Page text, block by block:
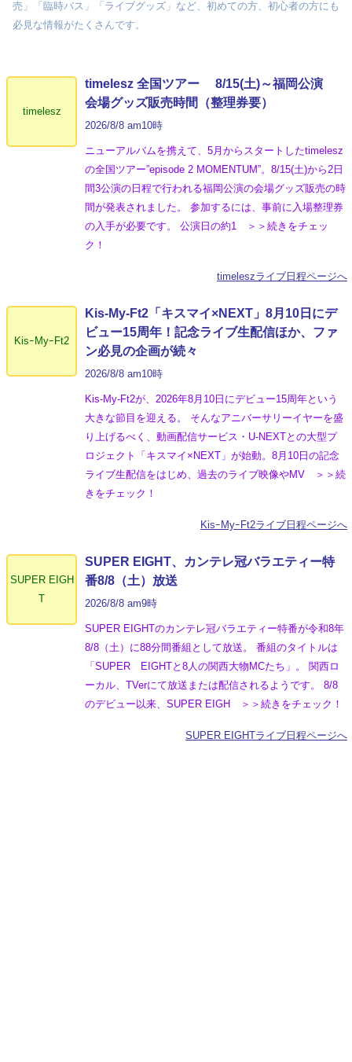
売」「臨時バス」「ライブグッズ」など、初めての方、初心者の方にも
必見な情報がたくさんです。
timelesz
timelesz 全国ツアー 8/15(土)～福岡公演
会場グッズ販売時間（整理券要）
2026/8/8 am10時
ニューアルバムを携えて、5月からスタートしたtimelesz
の全国ツアー”episode 2 MOMENTUM”。8/15(土)から2日
間3公演の日程で行われる福岡公演の会場グッズ販売の時
間が発表されました。 参加するには、事前に入場整理券
の入手が必要です。 公演日の約1 ＞＞続きをチェッ
ク！
timeleszライブ日程ページへ
KisｰMyｰFt2
Kis-My-Ft2「キスマイ×NEXT」8月10日にデ
ビュー15周年！記念ライブ生配信ほか、ファ
ン必見の企画が続々
2026/8/8 am10時
Kis-My-Ft2が、2026年8月10日にデビュー15周年という
大きな節目を迎える。 そんなアニバーサリーイヤーを盛
り上げるべく、動画配信サービス・U-NEXTとの大型プ
ロジェクト「キスマイ×NEXT」が始動。8月10日の記念
ライブ生配信をはじめ、過去のライブ映像やMV ＞＞続
きをチェック！
KisｰMyｰFt2ライブ日程ページへ
SUPER EIGH
T
SUPER EIGHT、カンテレ冠バラエティー特
番8/8（土）放送
2026/8/8 am9時
SUPER EIGHTのカンテレ冠バラエティー特番が令和8年
8/8（土）に88分間番組として放送。 番組のタイトルは
「SUPER EIGHTと8人の関西大物MCたち」。 関西ロ
ーカル、TVerにて放送または配信されるようです。 8/8
のデビュー以来、SUPER EIGH ＞＞続きをチェック！
SUPER EIGHTライブ日程ページへ